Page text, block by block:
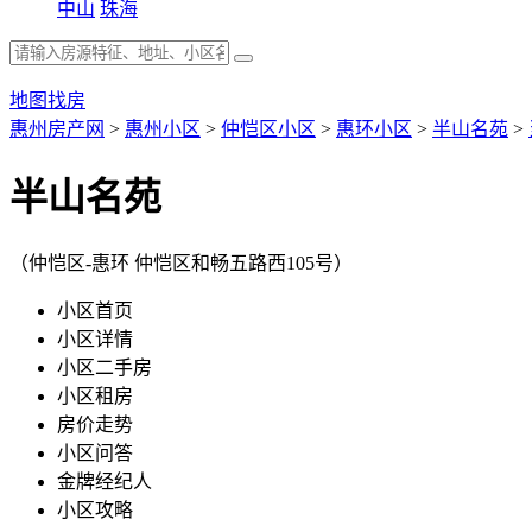
中山 珠海
地图找房
惠州房产网 > 惠州小区 > 仲恺区小区 > 惠环小区 > 半山名苑 >
半山名苑
（仲恺区-惠环 仲恺区和畅五路西105号）
小区首页
小区详情
小区二手房
小区租房
房价走势
小区问答
金牌经纪人
小区攻略